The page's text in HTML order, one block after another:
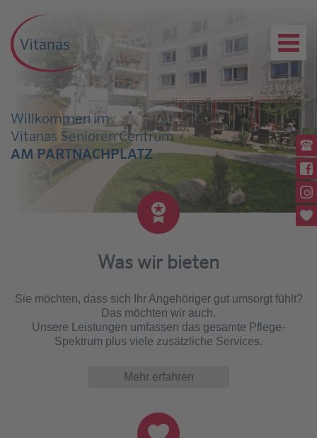
Willkommen im
Vitanas Senioren Centrum
AM PARTNACHPLATZ
Was wir bieten
Sie möchten, dass sich Ihr Angehöriger gut umsorgt fühlt?
Das möchten wir auch.
Unsere Leistungen umfassen das gesamte Pflege-
Spektrum plus viele zusätzliche Services.
Mehr erfahren